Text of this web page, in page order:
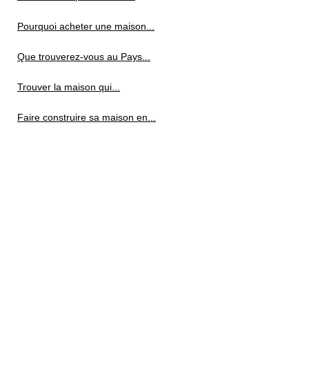
Pourquoi acheter une maison...
Que trouverez-vous au Pays...
Trouver la maison qui...
Faire construire sa maison en...